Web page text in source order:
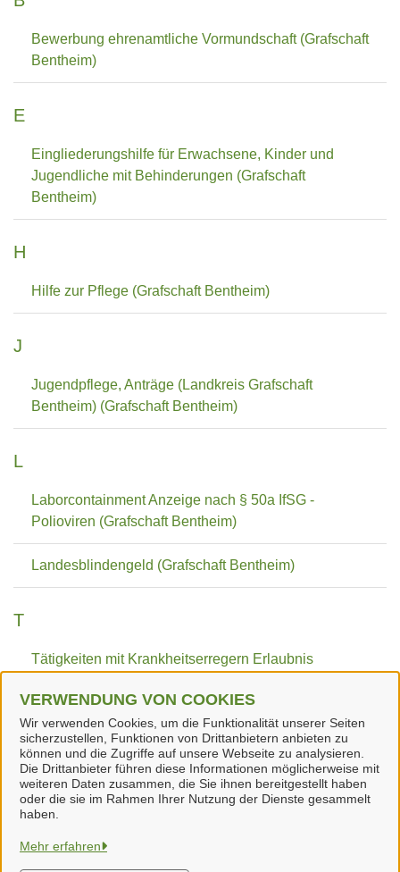
VERWENDUNG VON COOKIES
Wir verwenden Cookies, um die Funktionalität unserer Seiten
sicherzustellen, Funktionen von Drittanbietern anbieten zu
können und die Zugriffe auf unsere Webseite zu analysieren.
Die Drittanbieter führen diese Informationen möglicherweise mit
weiteren Daten zusammen, die Sie ihnen bereitgestellt haben
oder die sie im Rahmen Ihrer Nutzung der Dienste gesammelt
haben.
Mehr erfahren
Bewerbung ehrenamtliche Vormundschaft (Grafschaft
Bentheim)
E
Eingliederungshilfe für Erwachsene, Kinder und
Jugendliche mit Behinderungen (Grafschaft
Bentheim)
H
Hilfe zur Pflege (Grafschaft Bentheim)
J
Jugendpflege, Anträge (Landkreis Grafschaft
Bentheim) (Grafschaft Bentheim)
L
Laborcontainment Anzeige nach § 50a IfSG -
Polioviren (Grafschaft Bentheim)
Landesblindengeld (Grafschaft Bentheim)
T
Tätigkeiten mit Krankheitserregern Erlaubnis
Terminvereinbarung Drogenberatungsstelle
(Grafschaft Bentheim)
Samtgemeinde Neuenhaus